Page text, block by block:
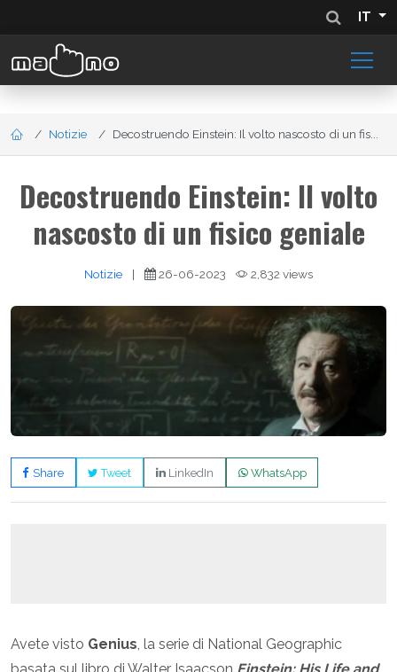
IT
Notizie Decostruendo Einstein: Il volto nascosto di un fis...
Decostruendo Einstein: Il volto
nascosto di un fisico geniale
Notizie | 26-06-2023 2,832 views
Share Tweet LinkedIn WhatsApp
Avete visto Genius, la serie di National Geographic